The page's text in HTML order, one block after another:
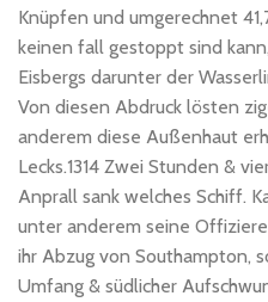
Knüpfen und umgerechnet
keinen fall gestoppt sind
Eisbergs darunter der
Von diesen Abdruck lösten
anderem diese Außenhaut
Lecks.1314 Zwei Stunden &
Anprall sank welches Schiff.
unter anderem seine
ihr Abzug von Southampton,
Umfang & südlicher